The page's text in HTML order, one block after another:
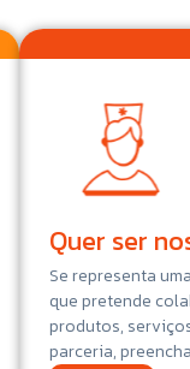
Quer ser
Se representa
que pretende
produtos,
parceria,